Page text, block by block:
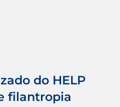
do HELP
filantropia